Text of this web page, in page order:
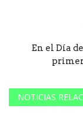
En el Día
NOTICIAS